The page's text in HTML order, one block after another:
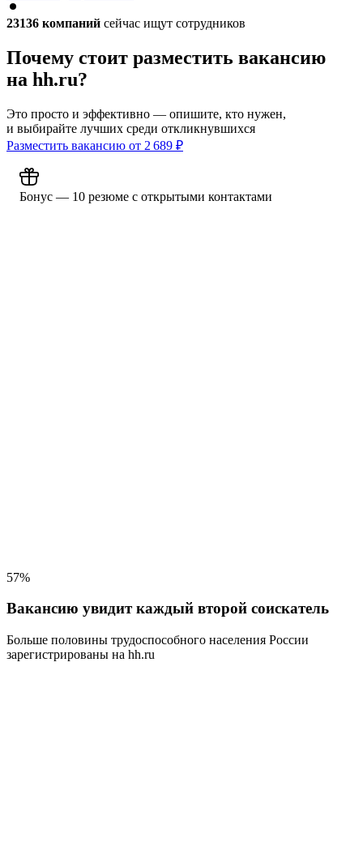
23136 компаний сейчас ищут сотрудников
Почему стоит разместить вакансию
на hh.ru?
Это просто и эффективно — опишите, кто нужен,
и выбирайте лучших среди откликнувшихся
Разместить вакансию от 2 689 ₽
Бонус — 10 резюме с открытыми контактами
57%
Вакансию увидит каждый второй соискатель
Больше половины трудоспособного населения России
зарегистрированы на hh.ru